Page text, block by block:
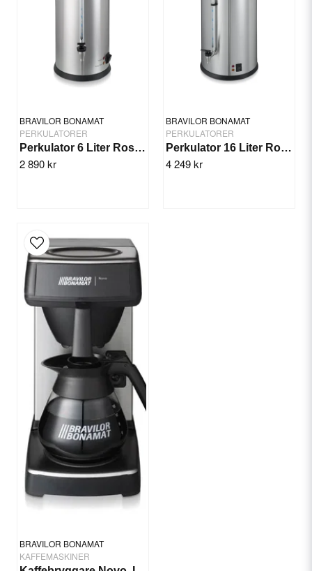
BRAVILOR BONAMAT
PERKULATORER
Perkulator 6 Liter Rostfri
2 890 kr
BRAVILOR BONAMAT
PERKULATORER
Perkulator 16 Liter Rostfri
4 249 kr
BRAVILOR BONAMAT
KAFFEMASKINER
Mått:(DxH) Ø282 x(h)430 mm
Färg/material: Rostfritt stål
Dokumentation och media
Säkerhetsinformation
Yes, you can publish my question.